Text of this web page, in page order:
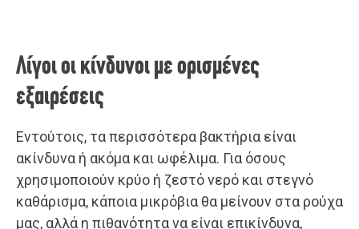
Λίγοι οι κίνδυνοι με ορισμένες
εξαιρέσεις
Εντούτοις, τα περισσότερα βακτήρια είναι
ακίνδυνα ή ακόμα και ωφέλιμα. Για όσους
χρησιμοποιούν κρύο ή ζεστό νερό και στεγνό
καθάρισμα, κάποια μικρόβια θα μείνουν στα ρούχα
μας, αλλά η πιθανότητα να είναι επικίνδυνα,